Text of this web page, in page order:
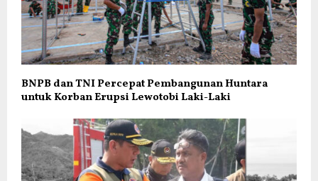
BNPB dan TNI Percepat Pembangunan Huntara
untuk Korban Erupsi Lewotobi Laki-Laki